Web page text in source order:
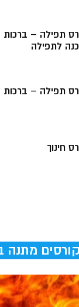
תפילה –
לתפילה
תפילה –
חינוך